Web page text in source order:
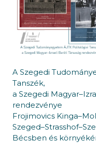
A Szegedi
Tanszék,
a Szegedi
rendezvénye
Frojimovics
Bécsben és